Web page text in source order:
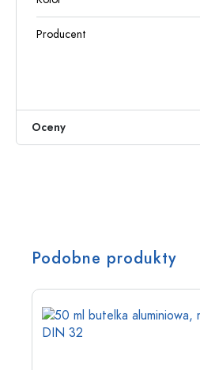
Producent
Oceny
Podobne produkty